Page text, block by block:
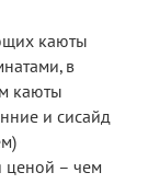
каюты
в
каюты
и сисайд
ценой – чем